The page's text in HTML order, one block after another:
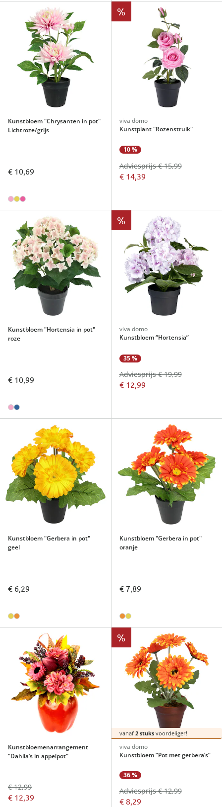
Kunstbloem "Chrysanten in pot"
Lichtroze/grijs
€ 10,69
%
viva domo
Kunstplant "Rozenstruik"
10 %
€ 14,39
Adviesprijs € 15,99
Kunstbloem "Hortensia in pot"
roze
€ 10,99
%
viva domo
Kunstbloem “Hortensia”
35 %
€ 12,99
Adviesprijs € 19,99
Kunstbloem "Gerbera in pot"
geel
€ 6,29
Kunstbloem "Gerbera in pot"
oranje
€ 7,89
Kunstbloemenarrangement
"Dahlia’s in appelpot"
€ 12,99
€ 12,39
%
vanaf 2 stuksvoordeliger!
viva domo
Kunstbloem “Pot met gerbera’s”
36 %
€ 8,29
Adviesprijs € 12,99